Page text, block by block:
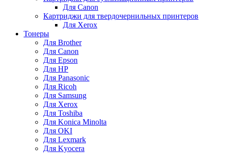
Для Canon
Картриджи для твердочернильных принтеров
Для Xerox
Тонеры
Для Brother
Для Canon
Для Epson
Для HP
Для Panasonic
Для Ricoh
Для Samsung
Для Xerox
Для Toshiba
Для Konica Minolta
Для OKI
Для Lexmark
Для Kyocera